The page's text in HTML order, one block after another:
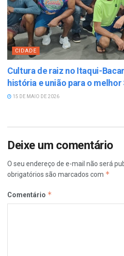
CIDADE
Cultura de raiz no Itaqui-
história e união para o
15 DE MAIO DE 2026
Deixe um comentário
O seu endereço de e-mail não será
obrigatórios são marcados com *
Comentário *